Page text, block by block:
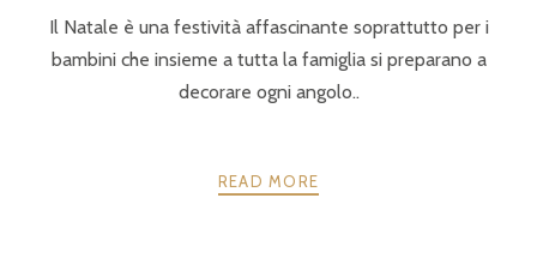
Il Natale è una festività affascinante soprattutto per i
bambini che insieme a tutta la famiglia si preparano a
decorare ogni angolo..
READ MORE